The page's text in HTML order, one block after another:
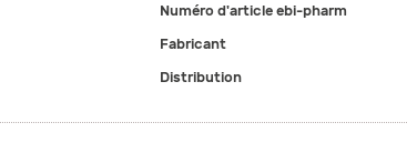
Numéro d'article ebi-pharm
Fabricant
Distribution